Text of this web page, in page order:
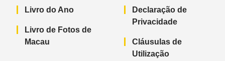
Livro do Ano
Livro de Fotos de
Macau
Declaração de
Privacidade
Cláusulas de
Utilização